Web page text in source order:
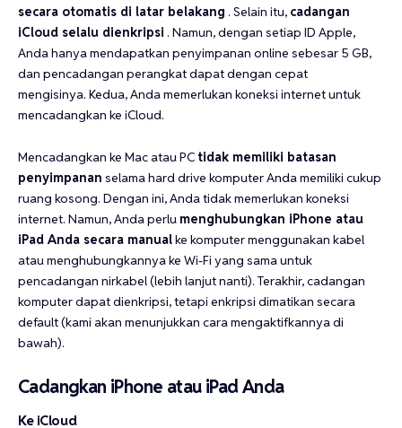
secara otomatis di latar belakang . Selain itu, cadangan
iCloud selalu dienkripsi . Namun, dengan setiap ID Apple,
Anda hanya mendapatkan penyimpanan online sebesar 5 GB,
dan pencadangan perangkat dapat dengan cepat
mengisinya. Kedua, Anda memerlukan koneksi internet untuk
mencadangkan ke iCloud.
Mencadangkan ke Mac atau PCtidak memiliki batasan
penyimpanan selama hard drive komputer Anda memiliki cukup
ruang kosong. Dengan ini, Anda tidak memerlukan koneksi
internet. Namun, Anda perlu menghubungkan iPhone atau
iPad Anda secara manualke komputer menggunakan kabel
atau menghubungkannya ke Wi-Fi yang sama untuk
pencadangan nirkabel (lebih lanjut nanti). Terakhir, cadangan
komputer dapat dienkripsi, tetapi enkripsi dimatikan secara
default (kami akan menunjukkan cara mengaktifkannya di
bawah).
Cadangkan iPhone atau iPad Anda
Ke iCloud